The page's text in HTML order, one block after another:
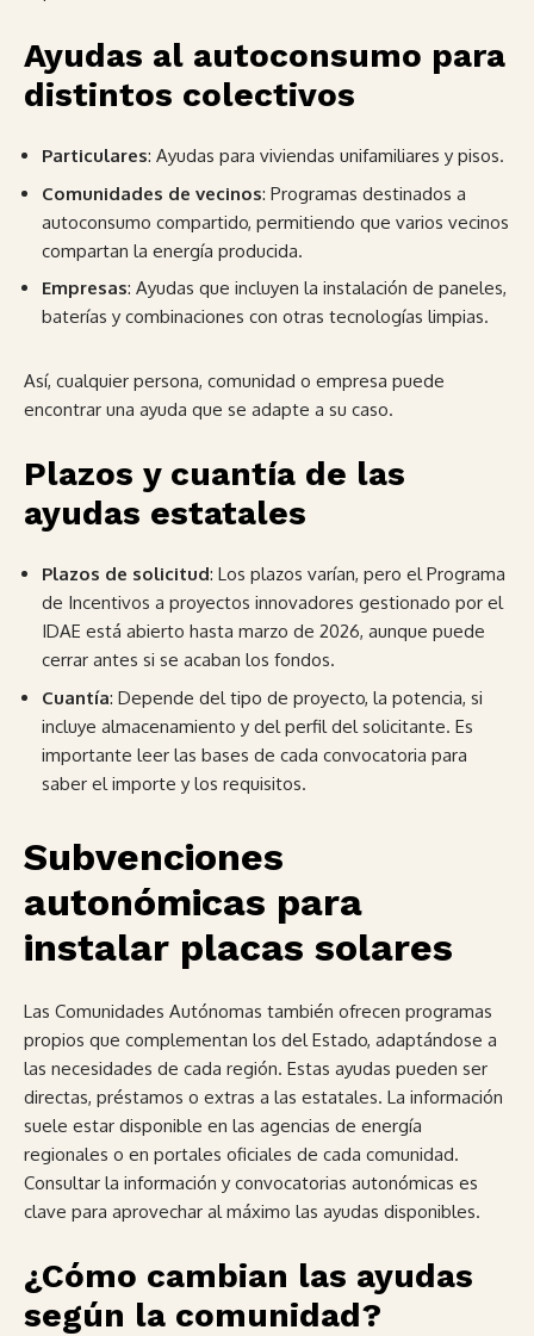
Ayudas al autoconsumo para
distintos colectivos
Particulares: Ayudas para viviendas unifamiliares y pisos.
Comunidades de vecinos: Programas destinados a
autoconsumo compartido, permitiendo que varios vecinos
compartan la energía producida.
Empresas: Ayudas que incluyen la instalación de paneles,
baterías y combinaciones con otras tecnologías limpias.
Así, cualquier persona, comunidad o empresa puede
encontrar una ayuda que se adapte a su caso.
Plazos y cuantía de las
ayudas estatales
Plazos de solicitud: Los plazos varían, pero el Programa
de Incentivos a proyectos innovadores gestionado por el
IDAE está abierto hasta marzo de 2026, aunque puede
cerrar antes si se acaban los fondos.
Cuantía: Depende del tipo de proyecto, la potencia, si
incluye almacenamiento y del perfil del solicitante. Es
importante leer las bases de cada convocatoria para
saber el importe y los requisitos.
Subvenciones
autonómicas para
instalar placas solares
Las Comunidades Autónomas también ofrecen programas
propios que complementan los del Estado, adaptándose a
las necesidades de cada región. Estas ayudas pueden ser
directas, préstamos o extras a las estatales. La información
suele estar disponible en las agencias de energía
regionales o en portales oficiales de cada comunidad.
Consultar la información y convocatorias autonómicas es
clave para aprovechar al máximo las ayudas disponibles.
¿Cómo cambian las ayudas
según la comunidad?